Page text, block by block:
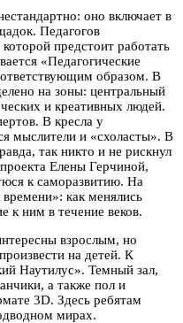
оно включает в
Педагогов
предстоит работать
«Педагогические
образом. В
на зоны: центральный
и креативных людей.
В кресла у
мыслители и «схоласты». В
так никто и не рискнул
Елены Герчиной,
к саморазвитию. На
как менялись
к ним в течение веков.
взрослым, но
на детей. К
Наутилус». Темный зал,
а также пол и
3D. Здесь ребятам
мирах.